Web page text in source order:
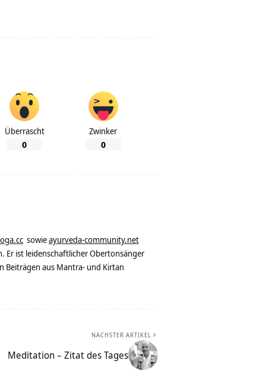
Überrascht
0
Zwinker
0
sowieayurveda-community.net
Er ist leidenschaftlicher Obertonsänger
Beiträgen aus Mantra- und Kirtan
NÄCHSTER ARTIKEL
Meditation – Zitat des Tages